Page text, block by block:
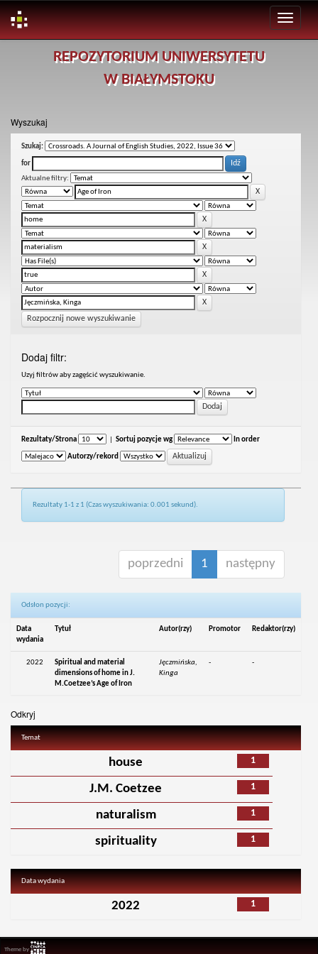
REPOZYTORIUM UNIWERSYTETU
W BIAŁYMSTOKU
Wyszukaj
Szukaj:
for
Aktualne filtry:
Rozpocznij nowe wyszukiwanie
Dodaj filtr:
Uzyj filtrów aby zagęścić wyszukiwanie.
Rezultaty/Strona Sortuj pozycje wg In order
Autorzy/rekord
Rezultaty 1-1 z 1 (Czas wyszukiwania: 0.001 sekund).
poprzedni 1 następny
Odsłon pozycji:
Data
wydania
Tytuł Autor(rzy) Promotor Redaktor(rzy)
2022
Spiritual and material
dimensions of home in J.
M.Coetzee’s Age of Iron
Jęczmińska,
Kinga
- -
Odkryj
Temat
1
house
1
J.M. Coetzee
1
naturalism
1
spirituality
Data wydania
1
2022
Theme by